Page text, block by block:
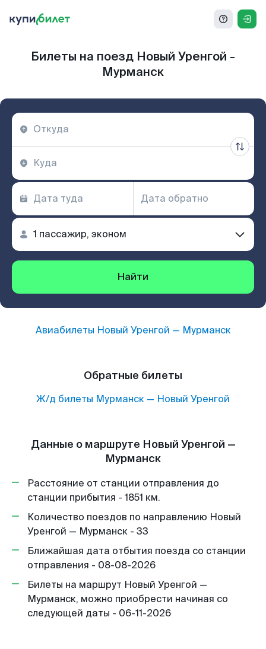
Билеты на поезд Новый Уренгой -
Мурманск
Найти
Авиабилеты Новый Уренгой — Мурманск
Обратные билеты
Ж/д билеты Мурманск — Новый Уренгой
Данные о маршруте Новый Уренгой —
Мурманск
Расстояние от станции отправления до
станции прибытия - 1851 км.
Количество поездов по направлению Новый
Уренгой — Мурманск - 33
Ближайшая дата отбытия поезда со станции
отправления - 08-08-2026
Билеты на маршрут Новый Уренгой —
Мурманск, можно приобрести начиная со
следующей даты - 06-11-2026